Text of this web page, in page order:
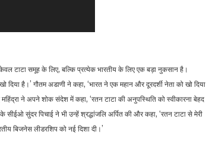
टाटा समूह के लिए, बल्कि प्रत्येक भारतीय के लिए एक बड़ा नुकसान है।
है।’ गौतम अडाणी ने कहा, ‘भारत ने एक महान और दूरदर्शी नेता को खो दिया
ने अपने शोक संदेश में कहा, ‘रतन टाटा की अनुपस्थिति को स्वीकारना बेहद
सुंदर पिचाई ने भी उन्हें श्रद्धांजलि अर्पित की और कहा, ‘रतन टाटा से मेरी
बिजनेस लीडरशिप को नई दिशा दी।’